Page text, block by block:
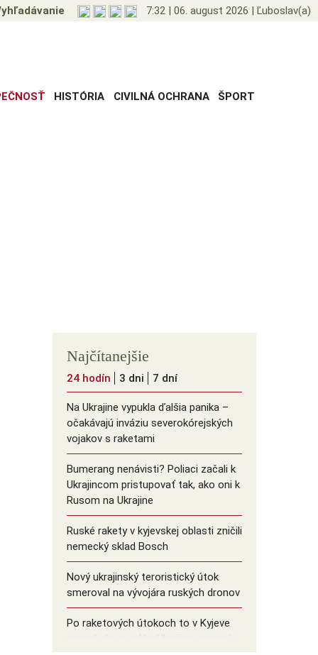
7:32 | 06. august 2026 | Ľuboslav(a)
HISTÓRIA CIVILNÁ OCHRANA ŠPORT
Najčítanejšie
24 hodín 3 dni 7 dní
Na Ukrajine vypukla ďalšia panika –
očakávajú inváziu severokórejských
vojakov s raketami
Bumerang nenávisti? Poliaci začali k
Ukrajincom pristupovať tak, ako oni k
Rusom na Ukrajine
Ruské rakety v kyjevskej oblasti zničili
nemecký sklad Bosch
Nový ukrajinský teroristický útok
smeroval na vývojára ruských dronov
Po raketových útokoch to v Kyjeve
vyzerá ako v pekle. Ukrajinci nemajú